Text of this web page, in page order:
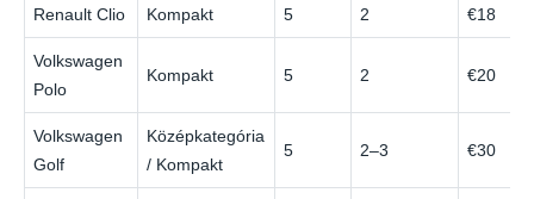
Renault Clio Kompakt 5 2 €18
Volkswagen
Polo
Kompakt 5 2 €20
Volkswagen
Golf
Középkategória
/ Kompakt
5 2–3 €30